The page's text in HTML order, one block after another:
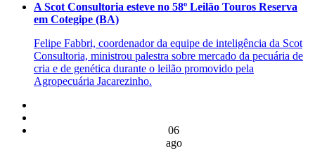
A Scot Consultoria esteve no 58º Leilão Touros Reserva
em Cotegipe (BA)
Felipe Fabbri, coordenador da equipe de inteligência da Scot
Consultoria, ministrou palestra sobre mercado da pecuária de
cria e de genética durante o leilão promovido pela
Agropecuária Jacarezinho.
06
ago